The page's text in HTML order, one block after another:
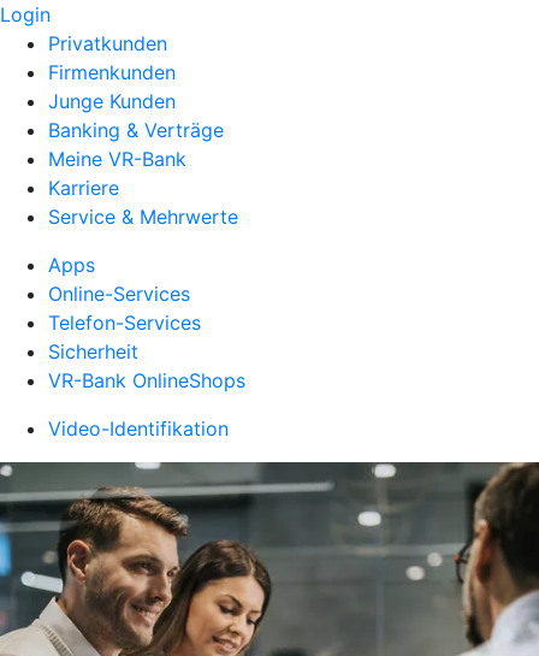
Login
Privatkunden
Firmenkunden
Junge Kunden
Banking & Verträge
Meine VR-Bank
Karriere
Service & Mehrwerte
Apps
Online-Services
Telefon-Services
Sicherheit
VR-Bank OnlineShops
Video-Identifikation